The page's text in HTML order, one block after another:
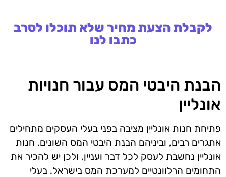
לקבלת הצעת מחיר שלא תוכלו לסרב
כתבו לנו
הבנת היבטי המס עבור חנויות
אונליין
פתיחת חנות אונליין מציבה בפני בעלי העסקים מתחילים
אתגרים רבים, וביניהם הבנת היבטי המס השונים. חנות
אונליין נחשבת לעסק לכל דבר ועניין, ולכן יש להכיר את
התחומים הרלוונטיים למערכת המס בישראל. בעלי